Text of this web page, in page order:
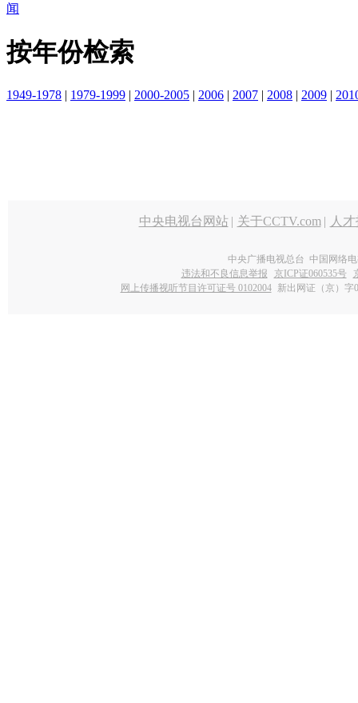
闻
按年份检索
1949-1978 | 1979-1999 | 2000-2005 | 2006 | 2007 | 2008 | 2009 |
中央电视台网站 | 关于CCTV.com | 人
中央广播电视总台 中国网络
违法和不良信息举报
京ICP证060535号
网上传播视听节目许可证号 0102004 新出网证（京）